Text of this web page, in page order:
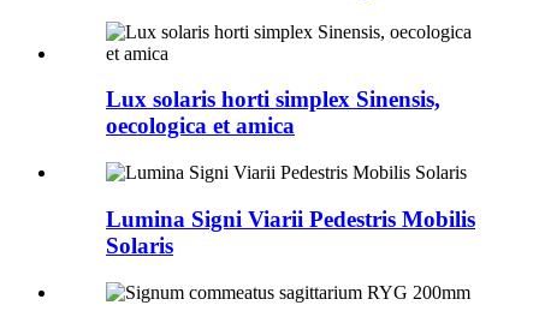
Lux solaris horti simplex Sinensis,
oecologica et amica
Lumina Signi Viarii Pedestris Mobilis
Solaris